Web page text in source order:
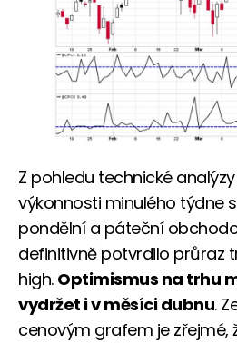
Z pohledu technické
výkonnosti minulého týdne
pondělní a páteční
definitivně potvrdilo průraz
high. Optimismus na trhu
vydržet i v měsíci dubnu.
cenovým grafem je zřejmé,